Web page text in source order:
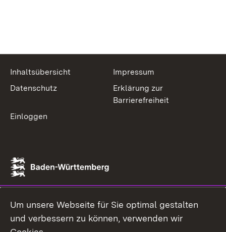
Inhaltsübersicht
Impressum
Datenschutz
Erklärung zur
Barrierefreiheit
Einloggen
Um unsere Webseite für Sie optimal gestalten
und verbessern zu können, verwenden wir